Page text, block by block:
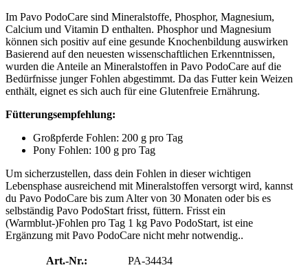
Im Pavo PodoCare sind Mineralstoffe, Phosphor, Magnesium,
Calcium und Vitamin D enthalten. Phosphor und Magnesium
können sich positiv auf eine gesunde Knochenbildung auswirken
Basierend auf den neuesten wissenschaftlichen Erkenntnissen,
wurden die Anteile an Mineralstoffen in Pavo PodoCare auf die
Bedürfnisse junger Fohlen abgestimmt. Da das Futter kein Weizen
enthält, eignet es sich auch für eine Glutenfreie Ernährung.
Fütterungsempfehlung:
Großpferde Fohlen: 200 g pro Tag
Pony Fohlen: 100 g pro Tag
Um sicherzustellen, dass dein Fohlen in dieser wichtigen
Lebensphase ausreichend mit Mineralstoffen versorgt wird, kannst
du Pavo PodoCare bis zum Alter von 30 Monaten oder bis es
selbständig Pavo PodoStart frisst, füttern. Frisst ein
(Warmblut-)Fohlen pro Tag 1 kg Pavo PodoStart, ist eine
Ergänzung mit Pavo PodoCare nicht mehr notwendig..
Art.-Nr.:
PA-34434